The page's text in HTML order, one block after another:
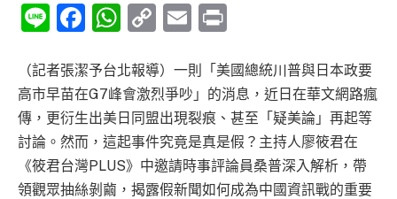
LineFacebook
WhatsApp
CopyEmail
（記者張潔予台北報導）一則「美國總統川普與日本政要
高市早苗在G7峰會激烈爭吵」的消息，近日在華文網路瘋
傳，更衍生出美日同盟出現裂痕、甚至「疑美論」再起等
討論。然而，這起事件究竟是真是假？主持人廖筱君在
《筱君台灣PLUS》中邀請時事評論員桑普深入解析，帶
領觀眾抽絲剝繭，揭露假新聞如何成為中國資訊戰的重要